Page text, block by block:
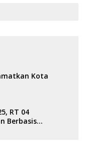
Kota
RT 04
Berbasis